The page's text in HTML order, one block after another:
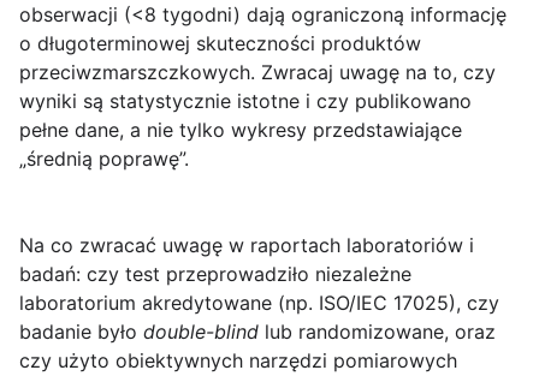
obserwacji (<8 tygodni) dają ograniczoną informację
o długoterminowej skuteczności produktów
przeciwzmarszczkowych. Zwracaj uwagę na to, czy
wyniki są statystycznie istotne i czy publikowano
pełne dane, a nie tylko wykresy przedstawiające
„średnią poprawę”.
Na co zwracać uwagę w raportach laboratoriów i
badań: czy test przeprowadziło niezależne
laboratorium akredytowane (np. ISO/IEC 17025), czy
badanie było double-blind lub randomizowane, oraz
czy użyto obiektywnych narzędzi pomiarowych